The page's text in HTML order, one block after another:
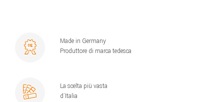
Made in Germany
Produttore di marca tedesca
La scelta più vasta
d´Italia